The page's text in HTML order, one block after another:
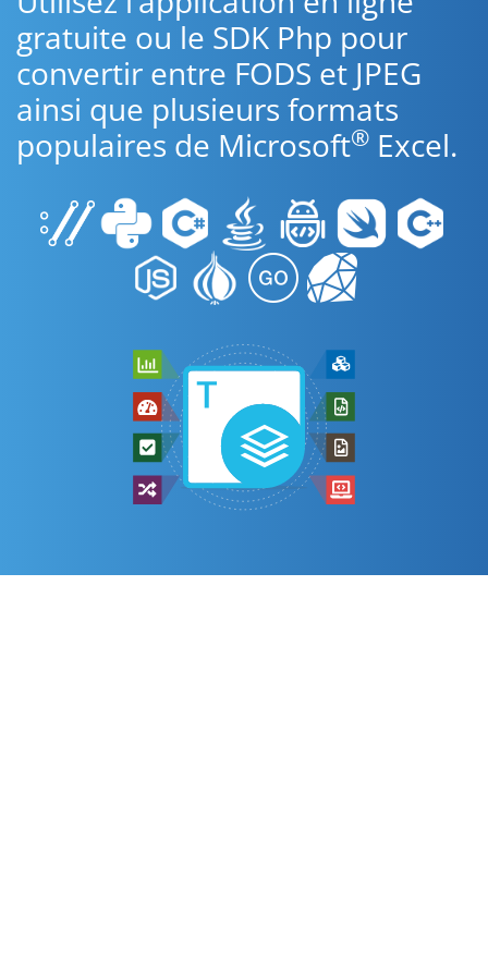
gratuite ou le SDK Php pour
convertir entre FODS et JPEG
ainsi que plusieurs formats
populaires de Microsoft® Excel.